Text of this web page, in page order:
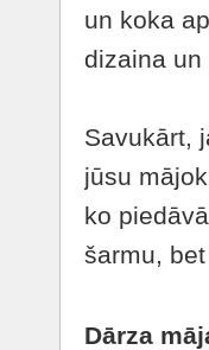
un koka
dizaina
Savukārt,
jūsu
ko
šarmu,
Dārza